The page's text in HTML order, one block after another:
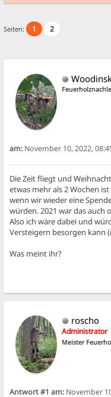
Seiten: 1 2
am: November 10, 2022,
Die Zeit fliegt und
etwas mehr als 2 Wochen
wenn wir wieder eine
würden. 2021 war das auch
Also ich wäre dabei und
Versteigern besorgen kann
Was meint ihr?
roscho
Administrator
Meister
Antwort #1 am: November